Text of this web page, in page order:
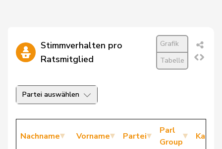
Stimmverhalten pro
Ratsmitglied
Grafik
Tabelle
Partei auswählen
Nachname Vorname Partei
Parl
Group